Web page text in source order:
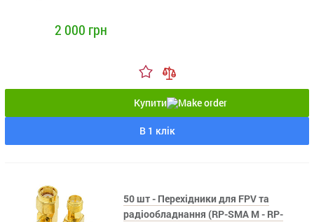
2 000 грн
Купити
В 1 клік
50 шт - Перехідники для FPV та
радіообладнання (RP-SMA M - RP-